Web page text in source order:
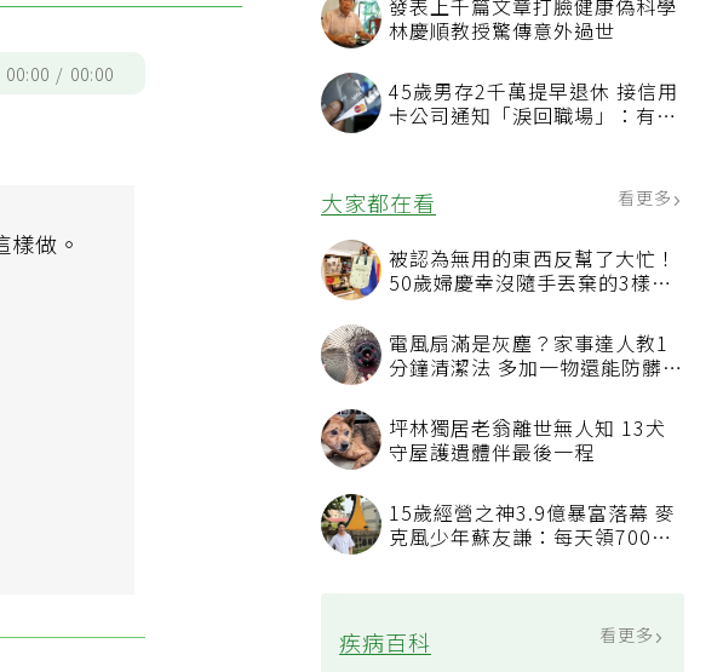
發表上千篇文章打臉健康偽科學
林慶順教授驚傳意外過世
45歲男存2千萬提早退休 接信用
卡公司通知「淚回職場」：有錢
大家都在看 看更多
被認為無用的東西反幫了大忙！
50歲婦慶幸沒隨手丟棄的3樣物
電風扇滿是灰塵？家事達人教1
分鐘清潔法 多加一物還能防髒汙
坪林獨居老翁離世無人知 13犬
守屋護遺體伴最後一程
15歲經營之神3.9億暴富落幕 麥
克風少年蘇友謙：每天領700元
疾病百科 看更多
00:00 / 00:00
做。